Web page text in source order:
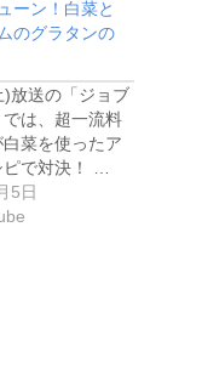
ーン！白菜と
のグラタンの
)放送の「ジョブ
は、超一流料
菜を使ったア
で対決！ …
5日